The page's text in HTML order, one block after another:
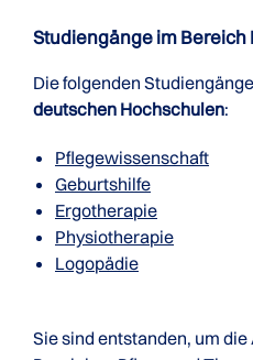
Studiengänge im
Die folgenden
deutschen Hochschulen:
Pflegewissenschaft
Geburtshilfe
Ergotherapie
Physiotherapie
Logopädie
Sie sind entstanden, um